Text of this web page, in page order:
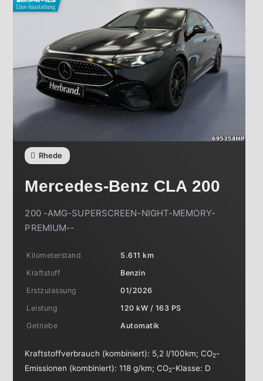
Rhede
Mercedes-Benz CLA 200
200 -AMG-SUPERSCREEN-NIGHT-MEMORY-
PREMIUM--
Kilometerstand
5.611 km
Kraftstoff
Benzin
Erstzulassung
01/2026
Leistung
120 kW / 163 PS
Getriebe
Automatik
Kraftstoffverbrauch (kombiniert): 5,2 l/100km;CO2-
Emissionen (kombiniert):118 g/km;CO2-Klasse: D